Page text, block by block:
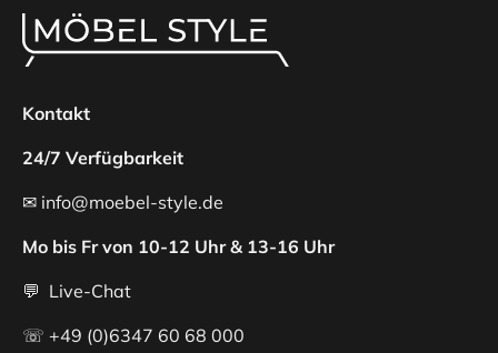
Kontakt
24/7 Verfügbarkeit
✉ info@moebel-style.de
Mo bis Fr von 10-12 Uhr & 13-16 Uhr
💬 Live-Chat
☏ +49 (0)6347 60 68 000